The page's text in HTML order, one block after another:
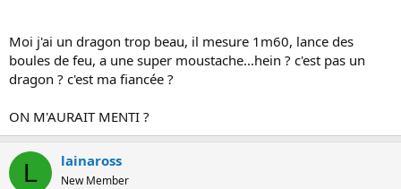
Moi j'ai un dragon trop beau, il mesure 1m60, lance des
boules de feu, a une super moustache...hein ? c'est pas un
dragon ? c'est ma fiancée ?
ON M'AURAIT MENTI ?
L lainaross
New Member